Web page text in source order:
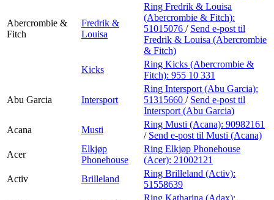
Finn frem
Abercrombie &
Fitch
Fredrik &
Louisa
Ring Fredrik & Louisa
(Abercrombie & Fitch):
51015076 / Send e-post til
Fredrik & Louisa (Abercrombie
& Fitch)
Kicks
Ring Kicks (Abercrombie &
Fitch): 955 10 331
Abu Garcia Intersport
Ring Intersport (Abu Garcia):
51315660 / Send e-post til
Intersport (Abu Garcia)
Acana
Musti
Ring Musti (Acana): 90982161
/ Send e-post til Musti (Acana)
Acer
Elkjøp
Phonehouse
Ring Elkjøp Phonehouse
(Acer): 21002121
Activ
Brilleland
Ring Brilleland (Activ):
51558639
Ring Katharina (Adax):